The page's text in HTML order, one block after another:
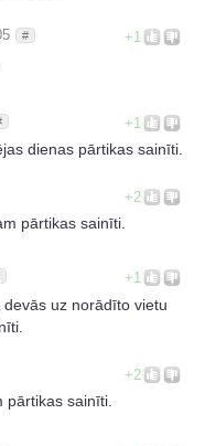
+1
#
+1
dienas pārtikas sainīti.
+2
pārtikas sainīti.
+1
uz norādīto vietu
+2
pārtikas sainīti.